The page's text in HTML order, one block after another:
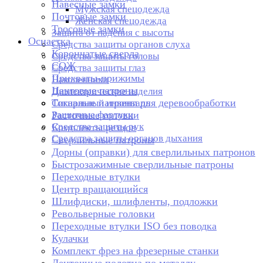
Мужская спецодежда
Женская спецодежда
Защита от падения с высоты
Средства защиты органов слуха
Средства защиты головы
Средства защиты глаз
Наколенники
Диэлектрические изделия
Сигнальный инвентарь
Защитные фартуки
Средства защиты рук
Средства защиты органов дыхания
Навесные замки
Почтовые замки
Тросовые замки
Оснастка
Корончатые сверла
СОЖ
Прихваты-прижимы
Цанговые патроны
Токарные патроны для деревообработки
Расточные головки
Комплекты резцов
Сверлильные патроны
Дорны (оправки) для сверлильных патронов
Быстрозажимные сверлильные патроны
Переходные втулки
Центр вращающийся
Шлифдиски, шлифленты, подложки
Револьверные головки
Переходные втулки ISO без поводка
Кулачки
Комплект фрез на фрезерные станки